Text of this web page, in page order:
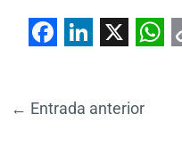
c
n
a
← Entrada anterior